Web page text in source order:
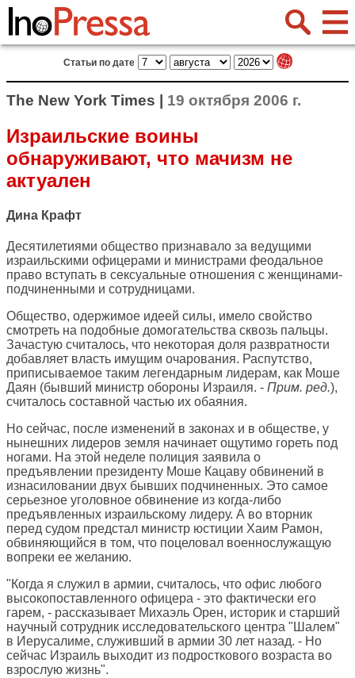
Статьи по дате
The New York Times | 19 октября 2006 г.
Израильские воины
обнаруживают, что мачизм не
актуален
Дина Крафт
Десятилетиями общество признавало за ведущими
израильскими офицерами и министрами феодальное
право вступать в сексуальные отношения с женщинами-
подчиненными и сотрудницами.
Общество, одержимое идеей силы, имело свойство
смотреть на подобные домогательства сквозь пальцы.
Зачастую считалось, что некоторая доля развратности
добавляет власть имущим очарования. Распутство,
приписываемое таким легендарным лидерам, как Моше
Даян (бывший министр обороны Израиля. - Прим. ред.),
считалось составной частью их обаяния.
Но сейчас, после изменений в законах и в обществе, у
нынешних лидеров земля начинает ощутимо гореть под
ногами. На этой неделе полиция заявила о
предъявлении президенту Моше Кацаву обвинений в
изнасиловании двух бывших подчиненных. Это самое
серьезное уголовное обвинение из когда-либо
предъявленных израильскому лидеру. А во вторник
перед судом предстал министр юстиции Хаим Рамон,
обвиняющийся в том, что поцеловал военнослужащую
вопреки ее желанию.
"Когда я служил в армии, считалось, что офис любого
высокопоставленного офицера - это фактически его
гарем, - рассказывает Михаэль Орен, историк и старший
научный сотрудник исследовательского центра "Шалем"
в Иерусалиме, служивший в армии 30 лет назад. - Но
сейчас Израиль выходит из подросткового возраста во
взрослую жизнь".